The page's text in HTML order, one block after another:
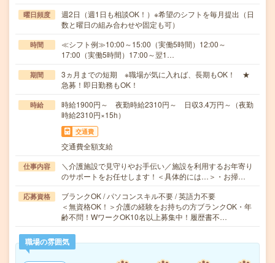
曜日頻度
週2日（週1日も相談OK！）※希望のシフトを毎月提出（日
数と曜日の組み合わせや固定も可）
時間
≪シフト例≫10:00～15:00（実働5時間）12:00～
17:00（実働5時間）17:00～翌1…
期間
3ヵ月までの短期 ※職場が気に入れば、長期もOK！ ★
急募！即日勤務もOK！
時給
時給1900円～ 夜勤時給2310円～ 日収3.4万円～（夜勤
時給2310円×15h）
交通費
交通費全額支給
仕事内容
＼介護施設で見守りやお手伝い／施設を利用するお年寄り
のサポートをお任せします！＜具体的には…＞・お掃…
応募資格
ブランクOK / パソコンスキル不要 / 英語力不要
＜無資格OK！＞介護の経験をお持ちの方ブランクOK・年
齢不問！WワークOK10名以上募集中！履歴書不…
職場の雰囲気